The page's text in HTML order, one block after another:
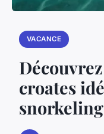
VACANCE
croates
snorkeling